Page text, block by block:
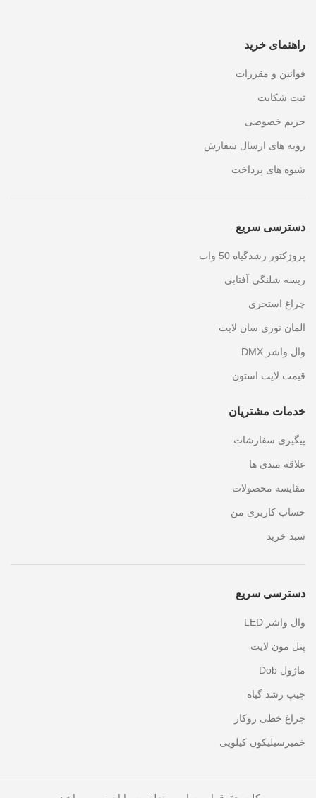
راهنمای خرید
قوانین و مقررات
ثبت شکایت
حریم خصوصی
رویه های ارسال سفارش
شیوه های پرداخت
دسترسی سریع
پروژکتور رشدگیاه 50 وات
ریسه شلنگی آفتابی
چراغ استخری
المان نوری سان لایت
وال واشر DMX
قیمت لایت استون
خدمات مشتریان
پیگیری سفارشات
علاقه مندی ها
مقایسه محصولات
حساب کاربری من
سبد خرید
دسترسی سریع
وال واشر LED
پنل مون لایت
ماژول Dob
چیپ رشد گیاه
چراغ خطی روکار
خمیرسیلیکون کیلویی